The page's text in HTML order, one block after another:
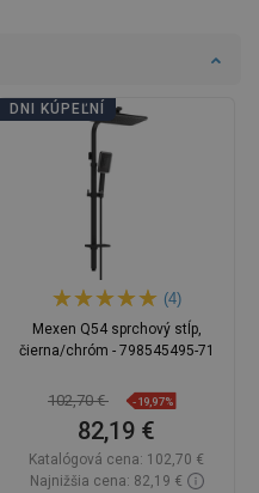
DNI KÚPEĽNÍ
(4)
Mexen Q54 sprchový stĺp,
čierna/chróm - 798545495-71
102,70 € -19,97%
82,19 €
Katalógová cena: 102,70 €
Najnižšia cena: 82,19 €